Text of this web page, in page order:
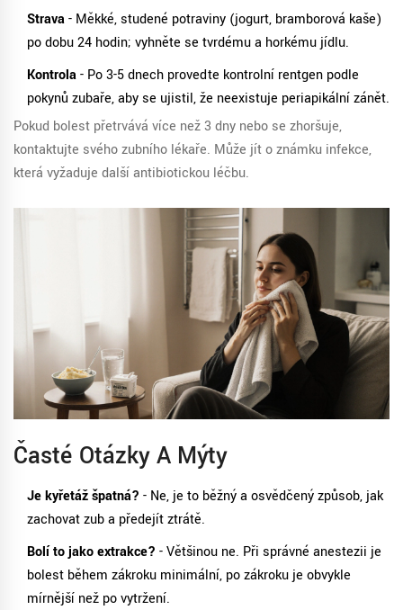
Strava- Měkké, studené potraviny (jogurt, bramborová kaše)
po dobu 24 hodin; vyhněte se tvrdému a horkému jídlu.
Kontrola- Po 3-5 dnech proveďte kontrolní rentgen podle
pokynů zubaře, aby se ujistil, že neexistuje periapikální zánět.
Pokud bolest přetrvává více než 3 dny nebo se zhoršuje,
kontaktujte svého zubního lékaře. Může jít o známku infekce,
která vyžaduje další antibiotickou léčbu.
Časté Otázky A Mýty
Je kyřetáž špatná? - Ne, je to běžný a osvědčený způsob, jak
zachovat zub a předejít ztrátě.
Bolí to jako extrakce? - Většinou ne. Při správné anestezii je
bolest během zákroku minimální, po zákroku je obvykle
mírnější než po vytržení.